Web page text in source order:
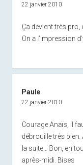
22 janvier 2010
Ça devient très pro,
On a l’impression
Paule
22 janvier 2010
Courage Anaïs, il
débrouille très
la suite… Bon, en
après-midi. Bises